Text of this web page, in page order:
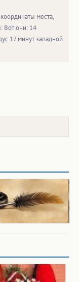
места,
Вот они: 14
17 минут западной